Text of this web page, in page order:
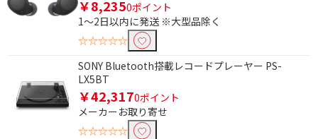
￥8,2350ポイント
1～2日以内に発送 ※大型品除く
☆☆☆☆☆
SONY Bluetooth搭載レコードプレーヤー PS-
LX5BT
￥42,3170ポイント
メーカーお取り寄せ
☆☆☆☆☆
451mm以上
容量で絞り込む
16GB
フタの種類で絞り込む